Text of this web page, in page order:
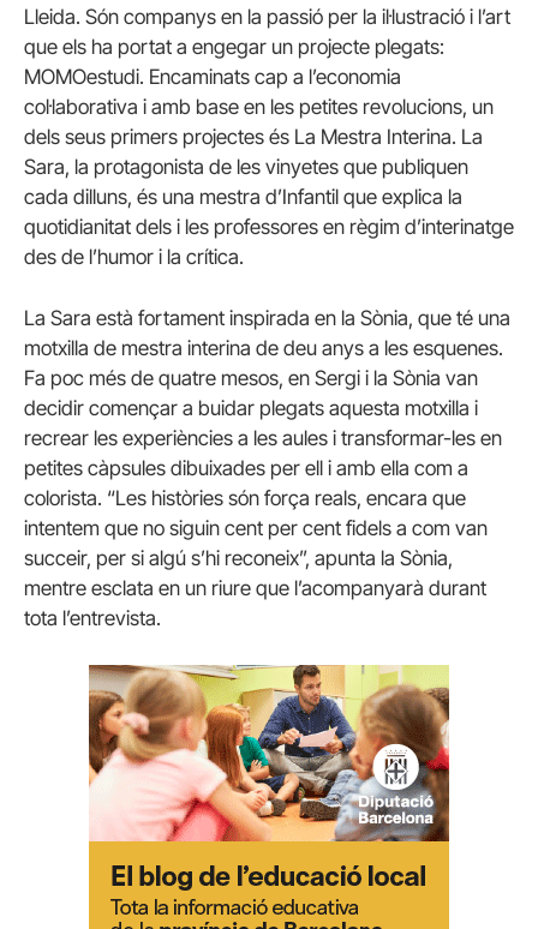
Lleida. Són companys en la passió per la il·lustració i l’art
que els ha portat a engegar un projecte plegats:
MOMOestudi. Encaminats cap a l’economia
col·laborativa i amb base en les petites revolucions, un
dels seus primers projectes és La Mestra Interina. La
Sara, la protagonista de les vinyetes que publiquen
cada dilluns, és una mestra d’Infantil que explica la
quotidianitat dels i les professores en règim d’interinatge
des de l’humor i la crítica.
La Sara està fortament inspirada en la Sònia, que té una
motxilla de mestra interina de deu anys a les esquenes.
Fa poc més de quatre mesos, en Sergi i la Sònia van
decidir començar a buidar plegats aquesta motxilla i
recrear les experiències a les aules i transformar-les en
petites càpsules dibuixades per ell i amb ella com a
colorista. “Les històries són força reals, encara que
intentem que no siguin cent per cent fidels a com van
succeir, per si algú s’hi reconeix”, apunta la Sònia,
mentre esclata en un riure que l’acompanyarà durant
tota l’entrevista.